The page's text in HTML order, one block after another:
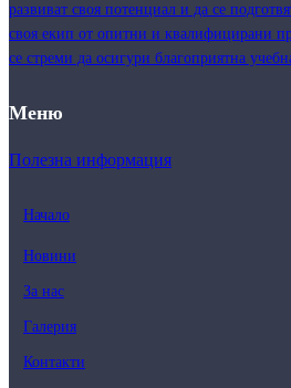
развиват своя потенциал и да се
своя екип от опитни и квалифицирани
се стреми да осигури благоприятна
Меню
Полезна информация
Начало
Новини
За нас
Галерия
Контакти